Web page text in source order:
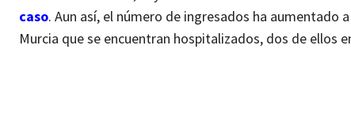
caso. Aun así, el número de ingresados ha aumentado
Murcia que se encuentran hospitalizados, dos de ellos